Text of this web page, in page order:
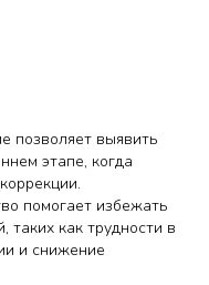
позволяет выявить
этапе, когда
помогает избежать
таких как трудности в
и снижение